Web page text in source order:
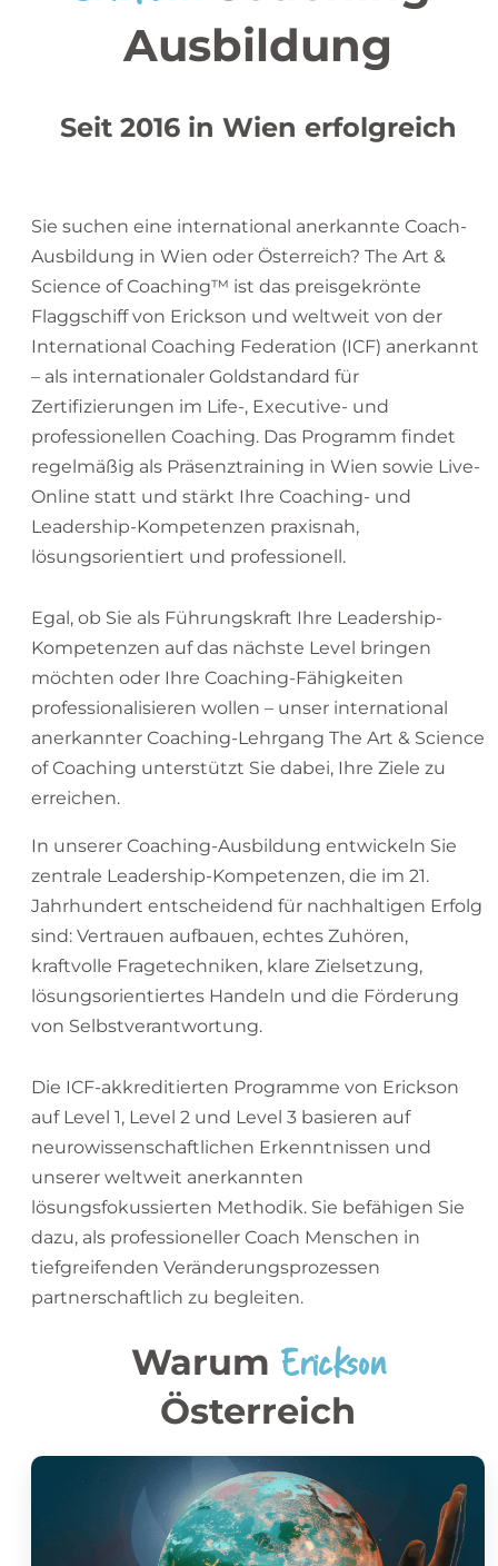
Ausbildung
Seit 2016 in Wien erfolgreich
Sie suchen eine international anerkannte Coach-
Ausbildung in Wien oder Österreich? The Art &
Science of Coaching™ ist das preisgekrönte
Flaggschiff von Erickson und weltweit von der
International Coaching Federation (ICF) anerkannt
– als internationaler Goldstandard für
Zertifizierungen im Life-, Executive- und
professionellen Coaching. Das Programm findet
regelmäßig als Präsenztraining in Wien sowie Live-
Online statt und stärkt Ihre Coaching- und
Leadership-Kompetenzen praxisnah,
lösungsorientiert und professionell.
Egal, ob Sie als Führungskraft Ihre Leadership-
Kompetenzen auf das nächste Level bringen
möchten oder Ihre Coaching-Fähigkeiten
professionalisieren wollen – unser international
anerkannter Coaching-Lehrgang The Art & Science
of Coaching unterstützt Sie dabei, Ihre Ziele zu
erreichen.
In unserer Coaching-Ausbildung entwickeln Sie
zentrale Leadership-Kompetenzen, die im 21.
Jahrhundert entscheidend für nachhaltigen Erfolg
sind: Vertrauen aufbauen, echtes Zuhören,
kraftvolle Fragetechniken, klare Zielsetzung,
lösungsorientiertes Handeln und die Förderung
von Selbstverantwortung.
Die ICF-akkreditierten Programme von Erickson
auf Level 1, Level 2 und Level 3 basieren auf
neurowissenschaftlichen Erkenntnissen und
unserer weltweit anerkannten
lösungsfokussierten Methodik. Sie befähigen Sie
dazu, als professioneller Coach Menschen in
tiefgreifenden Veränderungsprozessen
partnerschaftlich zu begleiten.
Warum Erickson
Österreich